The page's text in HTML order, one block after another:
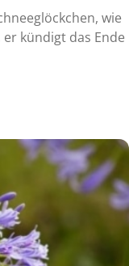
wie
kündigt das Ende